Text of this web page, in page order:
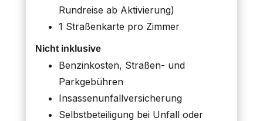
Rundreise ab Aktivierung)
1 Straßenkarte pro Zimmer
Nicht inklusive
Benzinkosten, Straßen- und
Parkgebühren
Insassenunfallversicherung
Selbstbeteiligung bei Unfall oder